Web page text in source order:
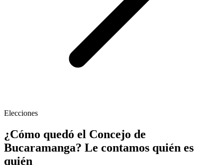
Elecciones
¿Cómo quedó el Concejo de
Bucaramanga? Le contamos quién es
quién